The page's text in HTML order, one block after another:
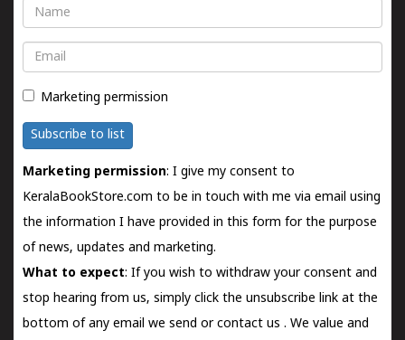
Name
Email
Marketing permission
Subscribe to list
Marketing permission: I give my consent to
KeralaBookStore.com to be in touch with me via email using
the information I have provided in this form for the purpose
of news, updates and marketing.
What to expect: If you wish to withdraw your consent and
stop hearing from us, simply click the unsubscribe link at the
bottom of any email we send orcontact us . We value and